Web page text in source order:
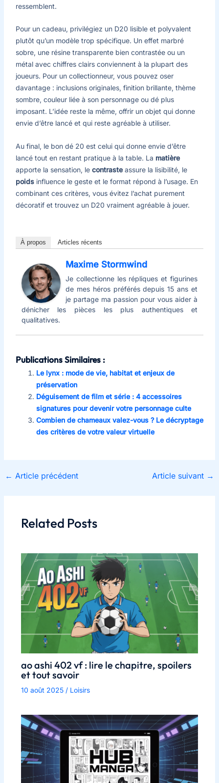
ressemblent.
Pour un cadeau, privilégiez un D20 lisible et polyvalent
plutôt qu’un modèle trop spécifique. Un effet marbré
sobre, une résine transparente bien contrastée ou un
métal avec chiffres clairs conviennent à la plupart des
joueurs. Pour un collectionneur, vous pouvez oser
davantage : inclusions originales, finition brillante, thème
sombre, couleur liée à son personnage ou dé plus
imposant. L’idée reste la même, offrir un objet qui donne
envie d’être lancé et qui reste agréable à utiliser.
Au final, le bon dé 20 est celui qui donne envie d’être
lancé tout en restant pratique à la table. La matière
apporte la sensation, le contrasteassure la lisibilité, le
poidsinfluence le geste et le format répond à l’usage. En
combinant ces critères, vous évitez l’achat purement
décoratif et trouvez un D20 vraiment agréable à jouer.
À propos Articles récents
Maxime Stormwind
Je collectionne les répliques et figurines
de mes héros préférés depuis 15 ans et
je partage ma passion pour vous aider à
dénicher les pièces les plus authentiques et
qualitatives.
Publications Similaires :
Le lynx : mode de vie, habitat et enjeux de
préservation
Déguisement de film et série : 4 accessoires
signatures pour devenir votre personnage culte
Combien de chameaux valez-vous ? Le décryptage
des critères de votre valeur virtuelle
← Article précédent Article suivant →
Related Posts
ao ashi 402 vf : lire le chapitre, spoilers
et tout savoir
10 août 2025 / Loisirs